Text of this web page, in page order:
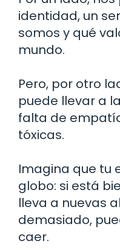
identidad, un
somos y qué
mundo.
Pero, por otro
puede llevar a
falta de
tóxicas.
Imagina que tu
globo: si está
lleva a nuevas
demasiado,
caer.